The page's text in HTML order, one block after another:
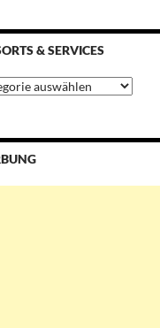
bunkern
& SERVICES